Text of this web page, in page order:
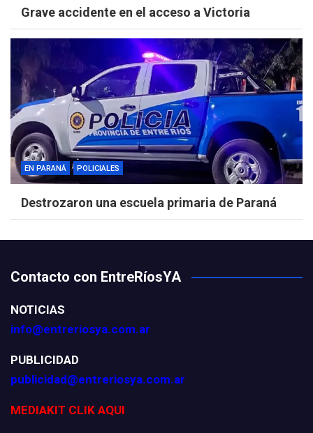
Grave accidente en el acceso a Victoria
EN PARANÁ POLICIALES
Destrozaron una escuela primaria de Paraná
Contacto con EntreRíosYA
NOTICIAS
info@entreriosya.com.ar
PUBLICIDAD
publicidad@entreriosya.com.ar
MEDIAKIT CLIK AQUI